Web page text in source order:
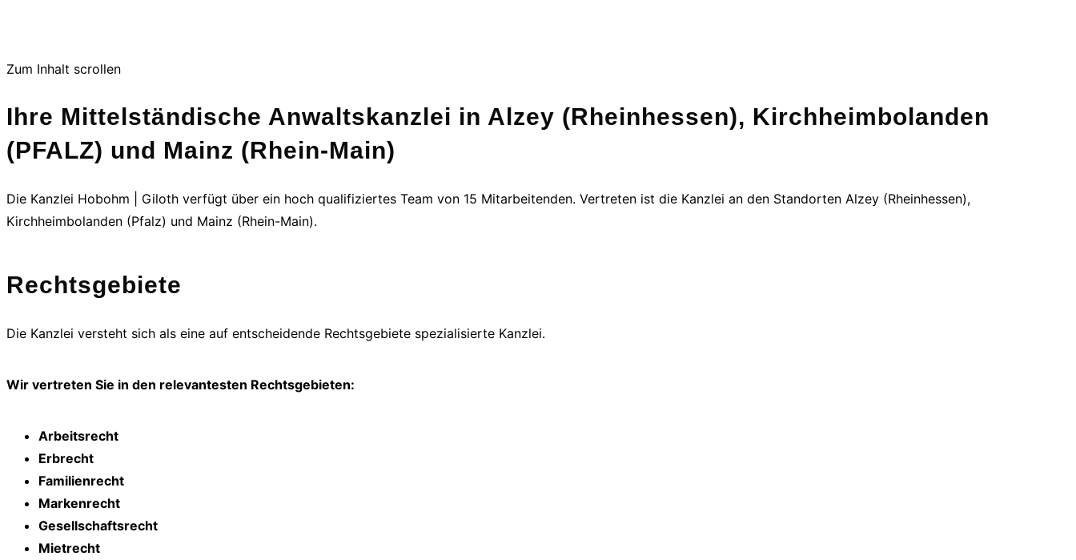
Zum Inhalt scrollen
Ihre Mittelständische Anwaltskanzlei in Alzey (Rheinhessen), Kirchheimbolanden
(PFALZ) und Mainz (Rhein-Main)
Die Kanzlei Hobohm | Giloth verfügt über ein hoch qualifiziertes Team von 15 Mitarbeitenden. Vertreten ist die Kanzlei an den Standorten Alzey (Rheinhessen),
Kirchheimbolanden (Pfalz) und Mainz (Rhein-Main).
Rechtsgebiete
Die Kanzlei versteht sich als eine auf entscheidende Rechtsgebiete spezialisierte Kanzlei.
Wir vertreten Sie in den relevantesten Rechtsgebieten:
Arbeitsrecht
Erbrecht
Familienrecht
Markenrecht
Gesellschaftsrecht
Mietrecht